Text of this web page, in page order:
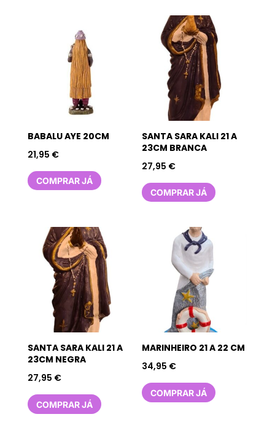
BABALU AYE 20CM
21,95 €
COMPRAR JÁ
SANTA SARA KALI 21 A
23CM BRANCA
27,95 €
COMPRAR JÁ
SANTA SARA KALI 21 A
23CM NEGRA
27,95 €
COMPRAR JÁ
MARINHEIRO 21 A 22 CM
34,95 €
COMPRAR JÁ